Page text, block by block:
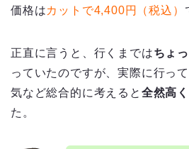
価格はカットで4,400円（税込）
正直に言うと、行くまではちょ
っていたのですが、実際に行っ
気など総合的に考えると 全然高
た。